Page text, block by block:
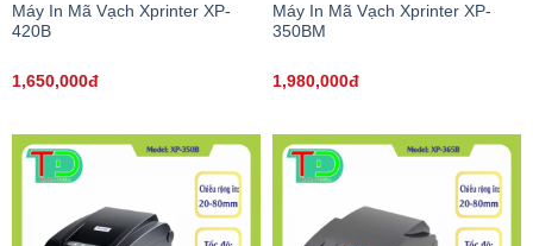
Máy In Mã Vạch Xprinter XP-
420B
1,650,000đ
Máy In Mã Vạch Xprinter XP-
350BM
1,980,000đ